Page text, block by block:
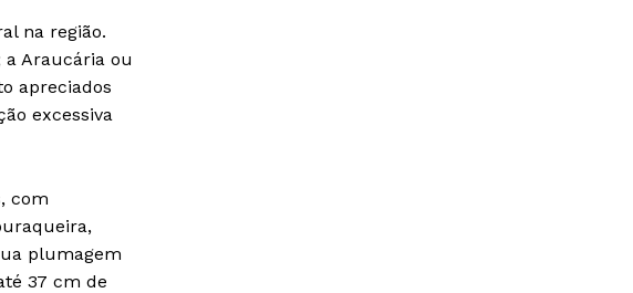
na região.
Araucária ou
apreciados
excessiva
com
plumagem
37 cm de